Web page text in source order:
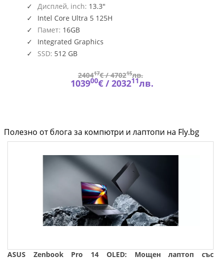
Дисплей, inch: 13.3"
Intel Core Ultra 5 125H
Памет: 16GB
Integrated Graphics
SSD: 512 GB
240417€ /470215лв.
103900€ /203211лв.
Полезно от блога за компютри и лаптопи на Fly.bg
ASUS Zenbook Pro 14 OLED: Мощен лаптоп със